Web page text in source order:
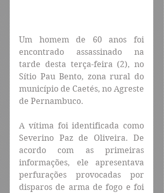
Um homem de 60 anos foi
encontrado assassinado na
tarde desta terça-feira (2), no
Sítio Pau Bento, zona rural do
município de Caetés, no Agreste
de Pernambuco.
A vítima foi identificada como
Severino Paz de Oliveira. De
acordo com as primeiras
informações, ele apresentava
perfurações provocadas por
disparos de arma de fogo e foi